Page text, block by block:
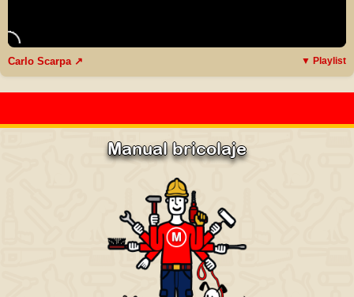
Carlo Scarpa ↗ ▼ Playlist
Manual bricolaje